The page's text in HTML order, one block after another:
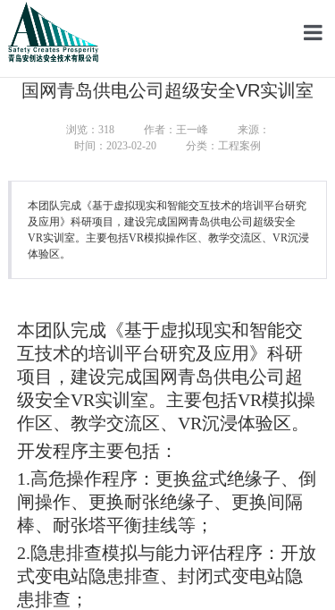
关于我们
国网青岛供电公司超级安全VR实训室
浏览： 318 作者：王一峰
来源：
时间：2023-02-20
分类：工程案例
本团队完成《基于虚拟现实和智能交互技术的培训平台研究
及应用》科研项目，建设完成国网青岛供电公司超级安全
VR实训室。主要包括VR模拟操作区、教学交流区、VR沉浸
体验区。
本团队完成《基于虚拟现实和智能交
互技术的培训平台研究及应用》科研
项目，建设完成国网青岛供电公司超
级安全VR实训室。主要包括VR模拟操
作区、教学交流区、VR沉浸体验区。
开发程序主要包括：
1.高危操作程序：更换盆式绝缘子、倒
闸操作、更换耐张绝缘子、更换间隔
棒、耐张塔平衡挂线等；
2.隐患排查模拟与能力评估程序：开放
式变电站隐患排查、封闭式变电站隐
患排查；